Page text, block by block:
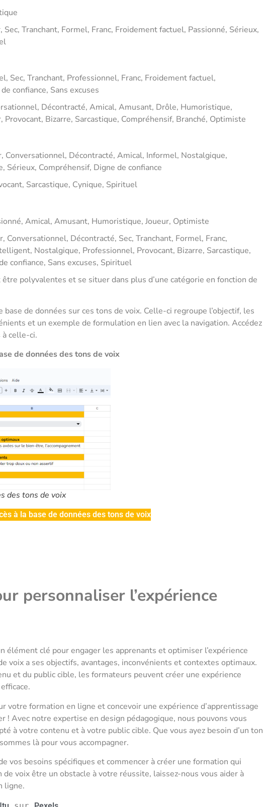
Tranchant, Formel, Franc, Froidement factuel, Passionné, Sérieux,
Sec, Tranchant, Professionnel, Franc, Froidement factuel,
confiance, Sans excuses
Décontracté, Amical, Amusant, Drôle, Humoristique,
Bizarre, Sarcastique, Compréhensif, Branché, Optimiste
Conversationnel, Décontracté, Amical, Informel, Nostalgique,
Sérieux, Compréhensif, Digne de confiance
Sarcastique, Cynique, Spirituel
Amical, Amusant, Humoristique, Joueur, Optimiste
Décontracté, Sec, Tranchant, Formel, Franc,
Nostalgique, Professionnel, Provocant, Bizarre, Sarcastique,
confiance, Sans excuses, Spirituel
polyvalentes et se situer dans plus d’une catégorie en fonction de
de données sur ces tons de voix. Celle-ci regroupe l’objectif, les
et un exemple de formulation en lien avec la navigation. Accédez
à celle-ci.
de données des tons de voix
des tons de voix
à la base de données des tons de voix
personnaliser l’expérience
élément clé pour engager les apprenants et optimiser l’expérience
voix a ses objectifs, avantages, inconvénients et contextes optimaux.
et du public cible, les formateurs peuvent créer une expérience
votre formation en ligne et concevoir une expérience d’apprentissage
! Avec notre expertise en design pédagogique, nous pouvons vous
à votre contenu et à votre public cible. Que vous ayez besoin d’un ton
là pour vous accompagner.
vos besoins spécifiques et commencer à créer une formation qui
voix être un obstacle à votre réussite, laissez-nous vous aider à
ligne.